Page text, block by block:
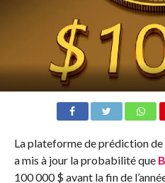
La plateforme de prédiction
a mis à jour la probabilité que
100 000 $ avant la fin de